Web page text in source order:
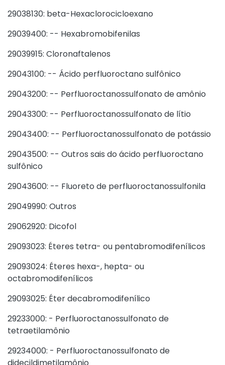
29038130: beta-Hexaclorocicloexano
29039400: -- Hexabromobifenilas
29039915: Cloronaftalenos
29043100: -- Ácido perfluoroctano sulfônico
29043200: -- Perfluoroctanossulfonato de amônio
29043300: -- Perfluoroctanossulfonato de lítio
29043400: -- Perfluoroctanossulfonato de potássio
29043500: -- Outros sais do ácido perfluoroctano
sulfônico
29043600: -- Fluoreto de perfluoroctanossulfonila
29049990: Outros
29062920: Dicofol
29093023: Éteres tetra- ou pentabromodifenílicos
29093024: Éteres hexa-, hepta- ou
octabromodifenílicos
29093025: Éter decabromodifenílico
29233000: - Perfluoroctanossulfonato de
tetraetilamônio
29234000: - Perfluoroctanossulfonato de